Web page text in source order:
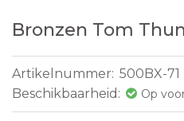
Bronzen Tom
Artikelnummer: 500BX-71
Beschikbaarheid:
Op